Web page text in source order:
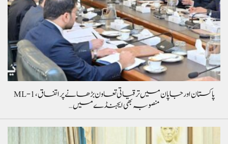
پاکستان اور جاپان میں ترقیاتی تعاون بڑھانے پر اتفاق، ML-1
منصوبہ بھی ایجنڈے میں…